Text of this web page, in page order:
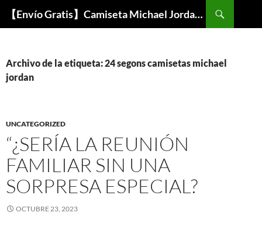
【Envío Gratis】Camiseta Michael Jordan NBA Barata
Buscar
Archivo de la etiqueta: 24 segons camisetas michael
jordan
UNCATEGORIZED
“¿SERÍA LA REUNIÓN
FAMILIAR SIN UNA
SORPRESA ESPECIAL?
OCTUBRE 23, 2023